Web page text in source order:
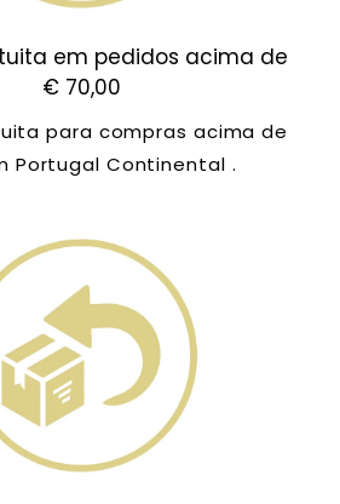
em pedidos acima de
€ 70,00
para compras acima de
Portugal Continental .